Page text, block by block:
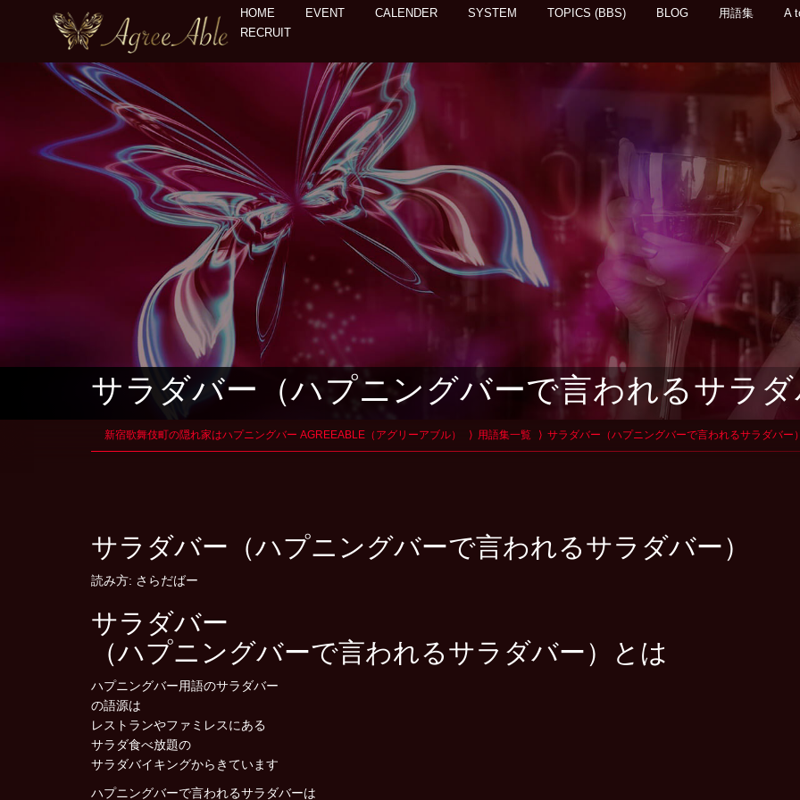
HOME EVENT CALENDER SYSTEM TOPICS (BBS) BLOG 用語集
A
RECRUIT
サラダバー（ハプニングバーで言われるサラ
新宿歌舞伎町の隠れ家はハプニングバー AGREEABLE（アグリーアブル） 用語集一覧 サラダバー（ハプニングバーで言われるサラダバー
サラダバー（ハプニングバーで言われるサラダバー）
読み方: さらだばー
サラダバー
（ハプニングバーで言われるサラダバー）とは
ハプニングバー用語のサラダバー
の語源は
レストランやファミレスにある
サラダ食べ放題の
サラダバイキングからきています
ハプニングバーで言われるサラダバーは